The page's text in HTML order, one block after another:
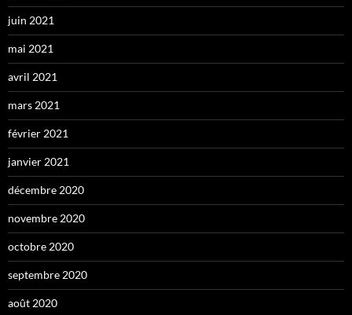
juin 2021
mai 2021
avril 2021
mars 2021
février 2021
janvier 2021
décembre 2020
novembre 2020
octobre 2020
septembre 2020
août 2020